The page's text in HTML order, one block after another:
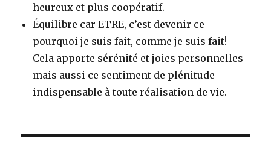
heureux et plus coopératif.
Équilibre car ETRE, c’est devenir ce
pourquoi je suis fait, comme je suis fait!
Cela apporte sérénité et joies personnelles
mais aussi ce sentiment de plénitude
indispensable à toute réalisation de vie.